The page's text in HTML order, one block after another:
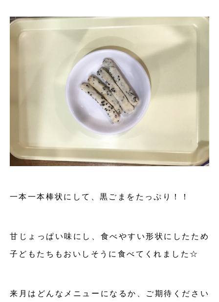
一本一本棒状にして、黒ごまをたっぷり！！
甘じょっぱい味にし、食べやすい形状にしたため
子どもたちもおいしそうに食べてくれました☆
来月はどんなメニューになるか、ご期待ください